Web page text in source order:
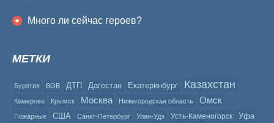
Много ли сейчас героев?
МЕТКИ
Бурятия ВОВ ДТП Дагестан Екатеринбург Казахстан
Кемерово Крымск Москва Нижегородская область Омск
Пожарные США Санкт-Петербург Улан-Удэ Усть-Каменогорск Уфа